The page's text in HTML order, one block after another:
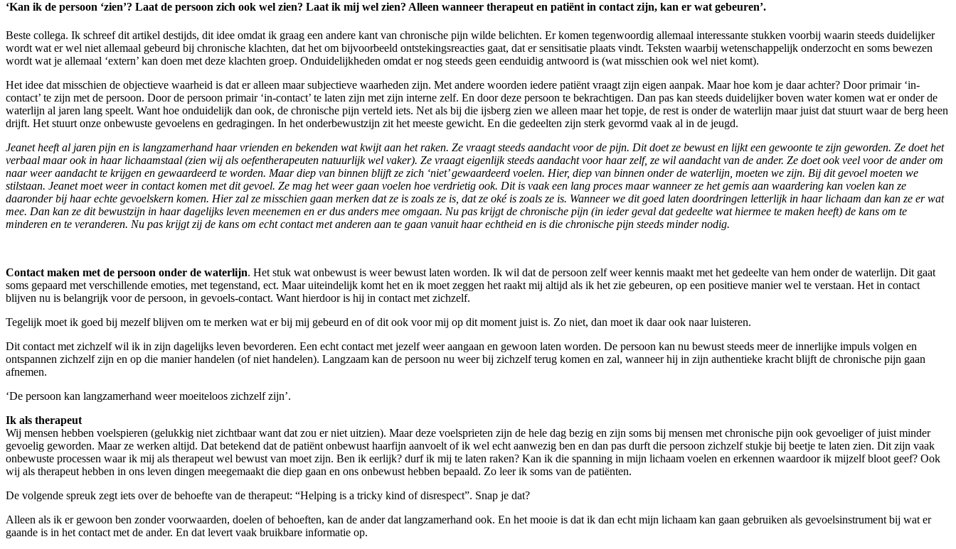
‘Kan ik de persoon ‘zien’? Laat de persoon zich ook wel zien? Laat ik mij wel zien? Alleen wanneer therapeut en patiënt in contact zijn, kan er wat gebeuren’.
Beste collega. Ik schreef dit artikel destijds, dit idee omdat ik graag een andere kant van chronische pijn wilde belichten. Er komen tegenwoordig allemaal interessante stukken voorbij waarin steeds duidelijker
wordt wat er wel niet allemaal gebeurd bij chronische klachten, dat het om bijvoorbeeld ontstekingsreacties gaat, dat er sensitisatie plaats vindt. Teksten waarbij wetenschappelijk onderzocht en soms bewezen
wordt wat je allemaal ‘extern’ kan doen met deze klachten groep. Onduidelijkheden omdat er nog steeds geen eenduidig antwoord is (wat misschien ook wel niet komt).
Het idee dat misschien de objectieve waarheid is dat er alleen maar subjectieve waarheden zijn. Met andere woorden iedere patiënt vraagt zijn eigen aanpak. Maar hoe kom je daar achter? Door primair ‘in-
contact’ te zijn met de persoon. Door de persoon primair ‘in-contact’ te laten zijn met zijn interne zelf. En door deze persoon te bekrachtigen. Dan pas kan steeds duidelijker boven water komen wat er onder de
waterlijn al jaren lang speelt. Want hoe onduidelijk dan ook, de chronische pijn verteld iets. Net als bij die ijsberg zien we alleen maar het topje, de rest is onder de waterlijn maar juist dat stuurt waar de berg heen
drijft. Het stuurt onze onbewuste gevoelens en gedragingen. In het onderbewustzijn zit het meeste gewicht. En die gedeelten zijn sterk gevormd vaak al in de jeugd.
Jeanet heeft al jaren pijn en is langzamerhand haar vrienden en bekenden wat kwijt aan het raken. Ze vraagt steeds aandacht voor de pijn. Dit doet ze bewust en lijkt een gewoonte te zijn geworden. Ze doet het
verbaal maar ook in haar lichaamstaal (zien wij als oefentherapeuten natuurlijk wel vaker). Ze vraagt eigenlijk steeds aandacht voor haar zelf, ze wil aandacht van de ander. Ze doet ook veel voor de ander om
naar weer aandacht te krijgen en gewaardeerd te worden. Maar diep van binnen blijft ze zich ‘niet’ gewaardeerd voelen. Hier, diep van binnen onder de waterlijn, moeten we zijn. Bij dit gevoel moeten we
stilstaan. Jeanet moet weer in contact komen met dit gevoel. Ze mag het weer gaan voelen hoe verdrietig ook. Dit is vaak een lang proces maar wanneer ze het gemis aan waardering kan voelen kan ze
daaronder bij haar echte gevoelskern komen. Hier zal ze misschien gaan merken dat ze is zoals ze is, dat ze oké is zoals ze is. Wanneer we dit goed laten doordringen letterlijk in haar lichaam dan kan ze er wat
mee. Dan kan ze dit bewustzijn in haar dagelijks leven meenemen en er dus anders mee omgaan. Nu pas krijgt de chronische pijn (in ieder geval dat gedeelte wat hiermee te maken heeft) de kans om te
minderen en te veranderen. Nu pas krijgt zij de kans om echt contact met anderen aan te gaan vanuit haar echtheid en is die chronische pijn steeds minder nodig.
Contact maken met de persoon onder de waterlijn. Het stuk wat onbewust is weer bewust laten worden. Ik wil dat de persoon zelf weer kennis maakt met het gedeelte van hem onder de waterlijn. Dit gaat
soms gepaard met verschillende emoties, met tegenstand, ect. Maar uiteindelijk komt het en ik moet zeggen het raakt mij altijd als ik het zie gebeuren, op een positieve manier wel te verstaan. Het in contact
blijven nu is belangrijk voor de persoon, in gevoels-contact. Want hierdoor is hij in contact met zichzelf.
Tegelijk moet ik goed bij mezelf blijven om te merken wat er bij mij gebeurd en of dit ook voor mij op dit moment juist is. Zo niet, dan moet ik daar ook naar luisteren.
Dit contact met zichzelf wil ik in zijn dagelijks leven bevorderen. Een echt contact met jezelf weer aangaan en gewoon laten worden. De persoon kan nu bewust steeds meer de innerlijke impuls volgen en
ontspannen zichzelf zijn en op die manier handelen (of niet handelen). Langzaam kan de persoon nu weer bij zichzelf terug komen en zal, wanneer hij in zijn authentieke kracht blijft de chronische pijn gaan
afnemen.
‘De persoon kan langzamerhand weer moeiteloos zichzelf zijn’.
Ik als therapeut
Wij mensen hebben voelspieren (gelukkig niet zichtbaar want dat zou er niet uitzien). Maar deze voelsprieten zijn de hele dag bezig en zijn soms bij mensen met chronische pijn ook gevoeliger of juist minder
gevoelig geworden. Maar ze werken altijd. Dat betekend dat de patiënt onbewust haarfijn aanvoelt of ik wel echt aanwezig ben en dan pas durft die persoon zichzelf stukje bij beetje te laten zien. Dit zijn vaak
onbewuste processen waar ik mij als therapeut wel bewust van moet zijn. Ben ik eerlijk? durf ik mij te laten raken? Kan ik die spanning in mijn lichaam voelen en erkennen waardoor ik mijzelf bloot geef? Ook
wij als therapeut hebben in ons leven dingen meegemaakt die diep gaan en ons onbewust hebben bepaald. Zo leer ik soms van de patiënten.
De volgende spreuk zegt iets over de behoefte van de therapeut: “Helping is a tricky kind of disrespect”. Snap je dat?
Alleen als ik er gewoon ben zonder voorwaarden, doelen of behoeften, kan de ander dat langzamerhand ook. En het mooie is dat ik dan echt mijn lichaam kan gaan gebruiken als gevoelsinstrument bij wat er
gaande is in het contact met de ander. En dat levert vaak bruikbare informatie op.